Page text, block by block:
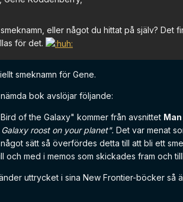
eller något du hittat på själv? Det
för det.
smeknamn för Gene.
bok avslöjar följande:
of the Galaxy" kommer från avsnittet
roost on your planet". Det var menat
sätt så överfördes detta till att bli ett
och med i memos som skickades fram och
uttrycket i sina New Frontier-böcker så